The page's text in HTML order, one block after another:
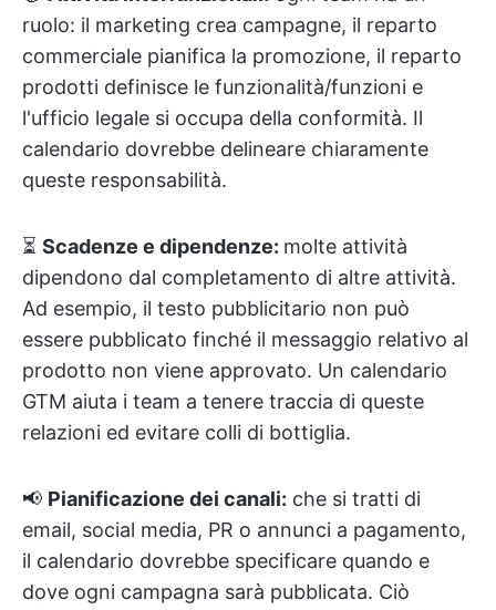
ruolo: il marketing crea campagne, il reparto
commerciale pianifica la promozione, il reparto
prodotti definisce le funzionalità/funzioni e
l'ufficio legale si occupa della conformità. Il
calendario dovrebbe delineare chiaramente
queste responsabilità.
⏳ Scadenze e dipendenze: molte attività
dipendono dal completamento di altre attività.
Ad esempio, il testo pubblicitario non può
essere pubblicato finché il messaggio relativo al
prodotto non viene approvato. Un calendario
GTM aiuta i team a tenere traccia di queste
relazioni ed evitare colli di bottiglia.
📢 Pianificazione dei canali: che si tratti di
email, social media, PR o annunci a pagamento,
il calendario dovrebbe specificare quando e
dove ogni campagna sarà pubblicata. Ciò